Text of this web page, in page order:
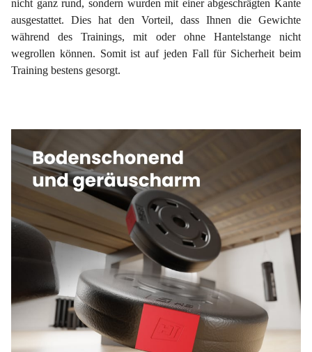
nicht ganz rund, sondern wurden mit einer abgeschrägten Kante
ausgestattet. Dies hat den Vorteil, dass Ihnen die Gewichte
während des Trainings, mit oder ohne Hantelstange nicht
wegrollen können. Somit ist auf jeden Fall für Sicherheit beim
Training bestens gesorgt.